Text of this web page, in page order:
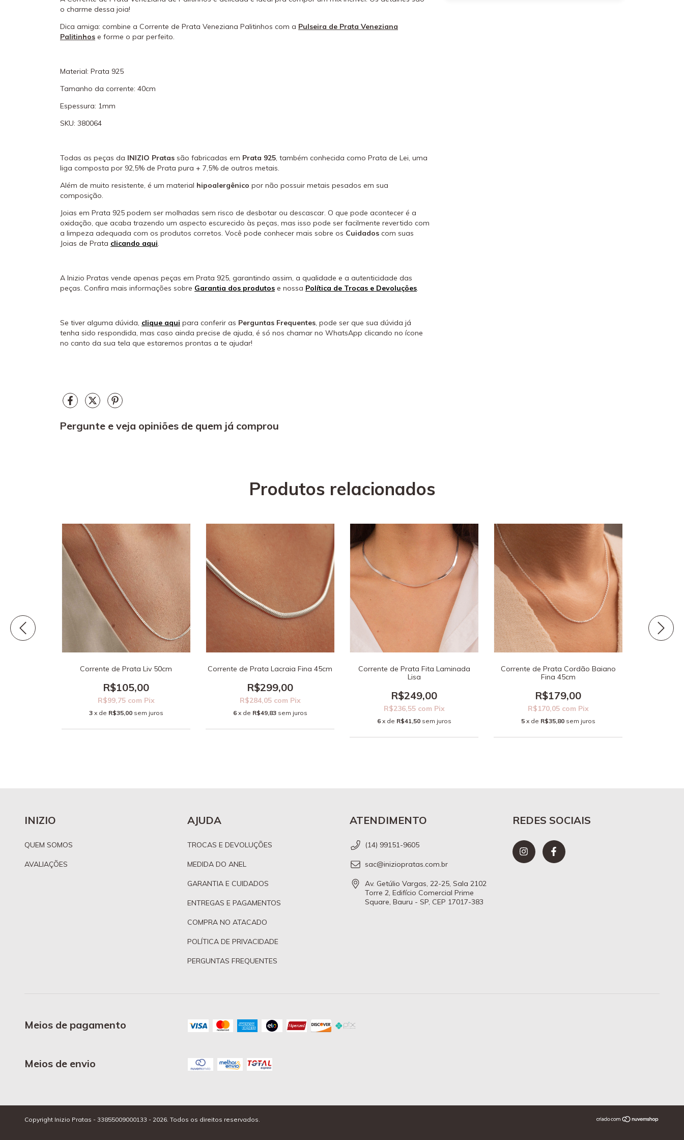
o charme dessa joia!
Dica amiga: combine a Corrente de Prata Veneziana Palitinhos com a Pulseira de Prata Veneziana
Palitinhos e forme o par perfeito.
Material: Prata 925
Tamanho da corrente: 40cm
Espessura: 1mm
SKU: 380064
Todas as peças da INIZIO Pratas são fabricadas em Prata 925, também conhecida como Prata de Lei, uma
liga composta por 92,5% de Prata pura + 7,5% de outros metais.
Além de muito resistente, é um material hipoalergênico por não possuir metais pesados em sua
composição.
Joias em Prata 925 podem ser molhadas sem risco de desbotar ou descascar. O que pode acontecer é a
oxidação, que acaba trazendo um aspecto escurecido às peças, mas isso pode ser facilmente revertido com
a limpeza adequada com os produtos corretos. Você pode conhecer mais sobre os Cuidados com suas
Joias de Prata clicando aqui.
A Inizio Pratas vende apenas peças em Prata 925, garantindo assim, a qualidade e a autenticidade das
peças. Confira mais informações sobre Garantia dos produtos e nossa Política de Trocas e Devoluções.
Se tiver alguma dúvida, clique aqui para conferir as Perguntas Frequentes, pode ser que sua dúvida já
tenha sido respondida, mas caso ainda precise de ajuda, é só nos chamar no WhatsApp clicando no ícone
no canto da sua tela que estaremos prontas a te ajudar!
Pergunte e veja opiniões de quem já comprou
Produtos relacionados
Corrente de Prata Liv 50cm
R$105,00
R$99,75 com Pix
3 x de R$35,00 sem juros
Corrente de Prata Lacraia Fina 45cm
R$299,00
R$284,05 com Pix
6 x de R$49,83 sem juros
Corrente de Prata Fita Laminada
Lisa
R$249,00
R$236,55 com Pix
6 x de R$41,50 sem juros
Corrente de Prata Cordão Baiano
Fina 45cm
R$179,00
R$170,05 com Pix
5 x de R$35,80 sem juros
INIZIO
QUEM SOMOS
AVALIAÇÕES
AJUDA
TROCAS E DEVOLUÇÕES
MEDIDA DO ANEL
GARANTIA E CUIDADOS
ENTREGAS E PAGAMENTOS
COMPRA NO ATACADO
POLÍTICA DE PRIVACIDADE
PERGUNTAS FREQUENTES
ATENDIMENTO
(14) 99151-9605
sac@iniziopratas.com.br
Av. Getúlio Vargas, 22-25, Sala 2102
Torre 2, Edifício Comercial Prime
Square, Bauru - SP, CEP 17017-383
REDES SOCIAIS
Meios de pagamento
Meios de envio
Copyright Inizio Pratas - 33855009000133 - 2026. Todos os direitos reservados.